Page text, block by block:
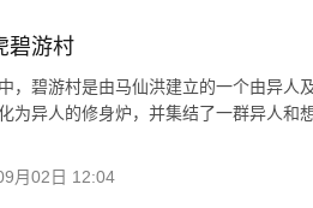
碧游村
，碧游村是由马仙洪建立的一个由异人
为异人的修身炉，并集结了一群异人和
月02日 12:04